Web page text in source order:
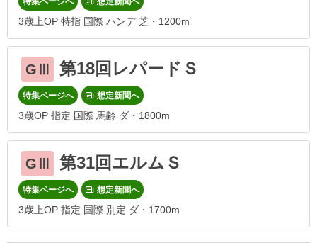
3歳上OP 特指 国際 ハンデ 芝・1200m
GⅢ 第18回レパードＳ
特集ページへ 想定新聞へ
3歳OP 指定 国際 馬齢 ダ・1800m
GⅢ 第31回エルムＳ
特集ページへ 想定新聞へ
3歳上OP 指定 国際 別定 ダ・1700m